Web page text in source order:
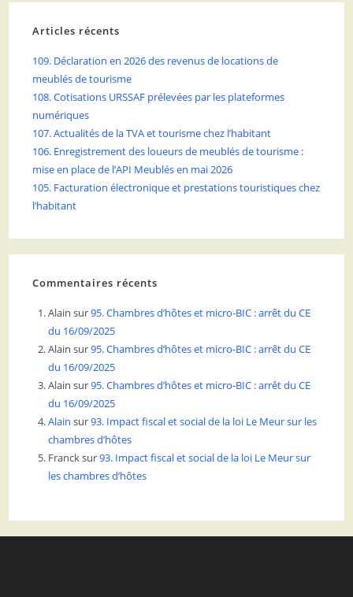
Articles récents
109. Déclaration en 2026 des revenus de locations de
meublés de tourisme
108. Cotisations URSSAF prélevées par les plateformes
numériques
107. Actualités de la TVA et tourisme chez l’habitant
106. Enregistrement des loueurs de meublés de tourisme :
mise en place de l’API Meublés en mai 2026
105. Facturation électronique et prestations touristiques chez
l’habitant
Commentaires récents
Alain sur95. Chambres d’hôtes et micro-BIC : arrêt du CE
du 16/09/2025
Alain sur95. Chambres d’hôtes et micro-BIC : arrêt du CE
du 16/09/2025
Alain sur95. Chambres d’hôtes et micro-BIC : arrêt du CE
du 16/09/2025
Alain sur93. Impact fiscal et social de la loi Le Meur sur les
chambres d’hôtes
Francksur93. Impact fiscal et social de la loi Le Meur sur
les chambres d’hôtes